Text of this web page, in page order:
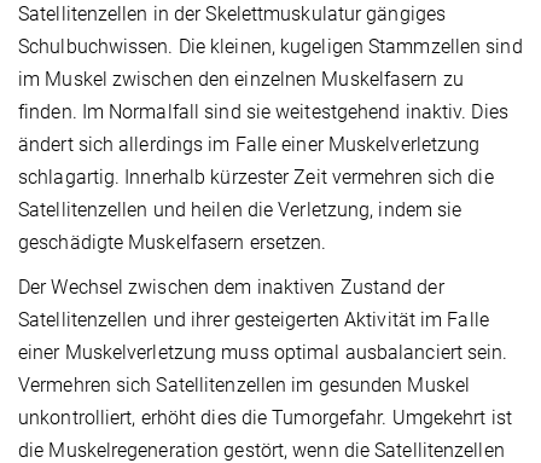
Satellitenzellen in der Skelettmuskulatur gängiges
Schulbuchwissen. Die kleinen, kugeligen Stammzellen sind
im Muskel zwischen den einzelnen Muskelfasern zu
finden. Im Normalfall sind sie weitestgehend inaktiv. Dies
ändert sich allerdings im Falle einer Muskelverletzung
schlagartig. Innerhalb kürzester Zeit vermehren sich die
Satellitenzellen und heilen die Verletzung, indem sie
geschädigte Muskelfasern ersetzen.
Der Wechsel zwischen dem inaktiven Zustand der
Satellitenzellen und ihrer gesteigerten Aktivität im Falle
einer Muskelverletzung muss optimal ausbalanciert sein.
Vermehren sich Satellitenzellen im gesunden Muskel
unkontrolliert, erhöht dies die Tumorgefahr. Umgekehrt ist
die Muskelregeneration gestört, wenn die Satellitenzellen